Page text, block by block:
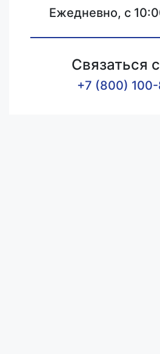
Ежедневно, с
Связаться
+7 (800)